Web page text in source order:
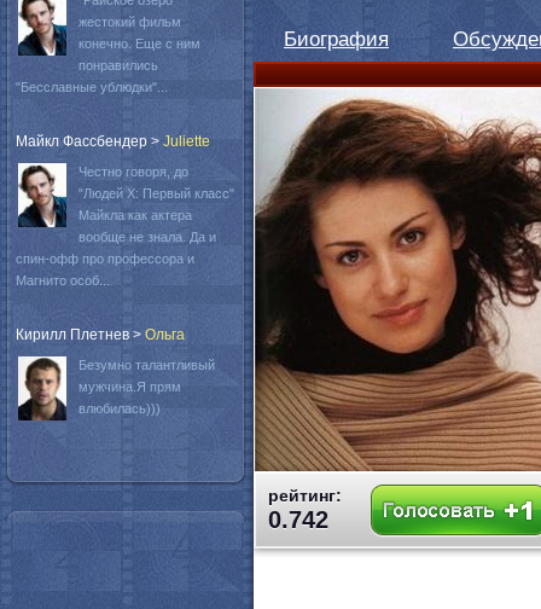
Биография
рейтинг:
0.742
жестокий фильм
конечно. Еще с ним
понравились
"Бесславные ублюдки"...
Майкл Фассбендер > Juliette
Честно говоря, до
"Людей Х: Первый класс"
Майкла как актера
вообще не знала. Да и
спин-офф про профессора и
Магнито особ...
Кирилл Плетнев > Oльга
Безумно талантливый
мужчина.Я прям
влюбилась)))